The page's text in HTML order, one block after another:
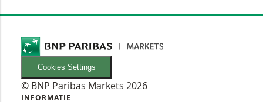
Cookies Settings
© BNP Paribas Markets 2026
INFORMATIE